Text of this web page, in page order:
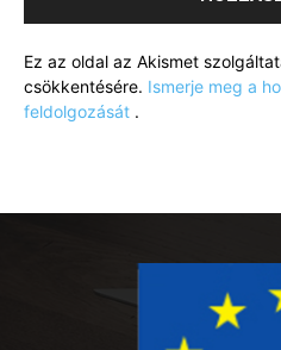
Ez az oldal az Akismet
csökkentésére. Ismerje meg a
feldolgozását .